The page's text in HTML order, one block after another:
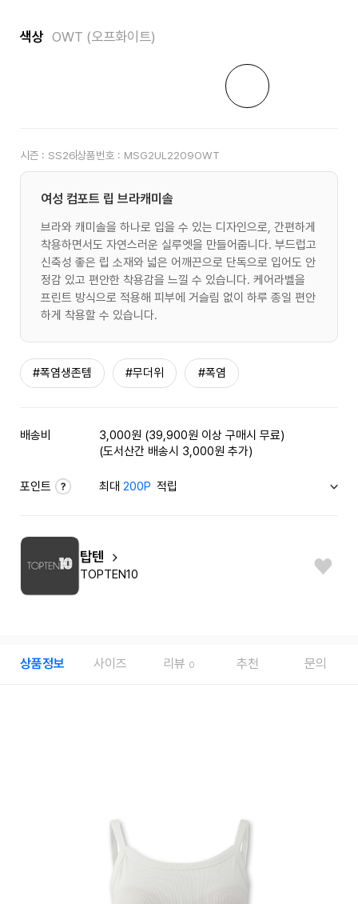
색상 OWT (오프화이트)
시즌 : SS26상품번호 : MSG2UL2209OWT
여성 컴포트 립 브라캐미솔
브라와 캐미솔을 하나로 입을 수 있는 디자인으로, 간편하게
착용하면서도 자연스러운 실루엣을 만들어줍니다. 부드럽고
신축성 좋은 립 소재와 넓은 어깨끈으로 단독으로 입어도 안
정감 있고 편안한 착용감을 느낄 수 있습니다. 케어라벨을
프린트 방식으로 적용해 피부에 거슬림 없이 하루 종일 편안
하게 착용할 수 있습니다.
#폭염생존템 #무더위 #폭염
배송비
3,000원 (39,900원 이상 구매시 무료)
(도서산간 배송시 3,000원 추가)
포인트 최대200P 적립
탑텐
TOPTEN10
상품정보 사이즈 리뷰 0 추천 문의